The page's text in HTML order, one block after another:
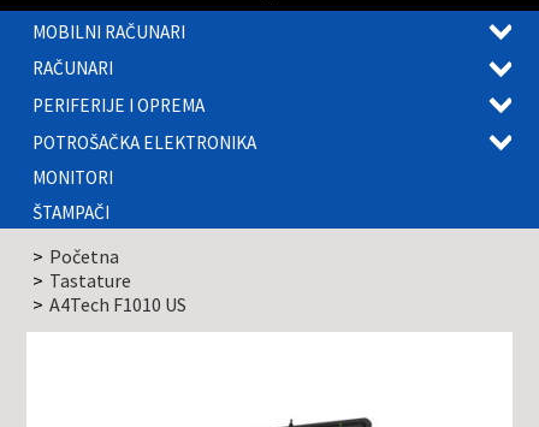
MOBILNI RAČUNARI
RAČUNARI
PERIFERIJE I OPREMA
POTROŠAČKA ELEKTRONIKA
MONITORI
ŠTAMPAČI
Početna
Tastature
A4Tech F1010 US